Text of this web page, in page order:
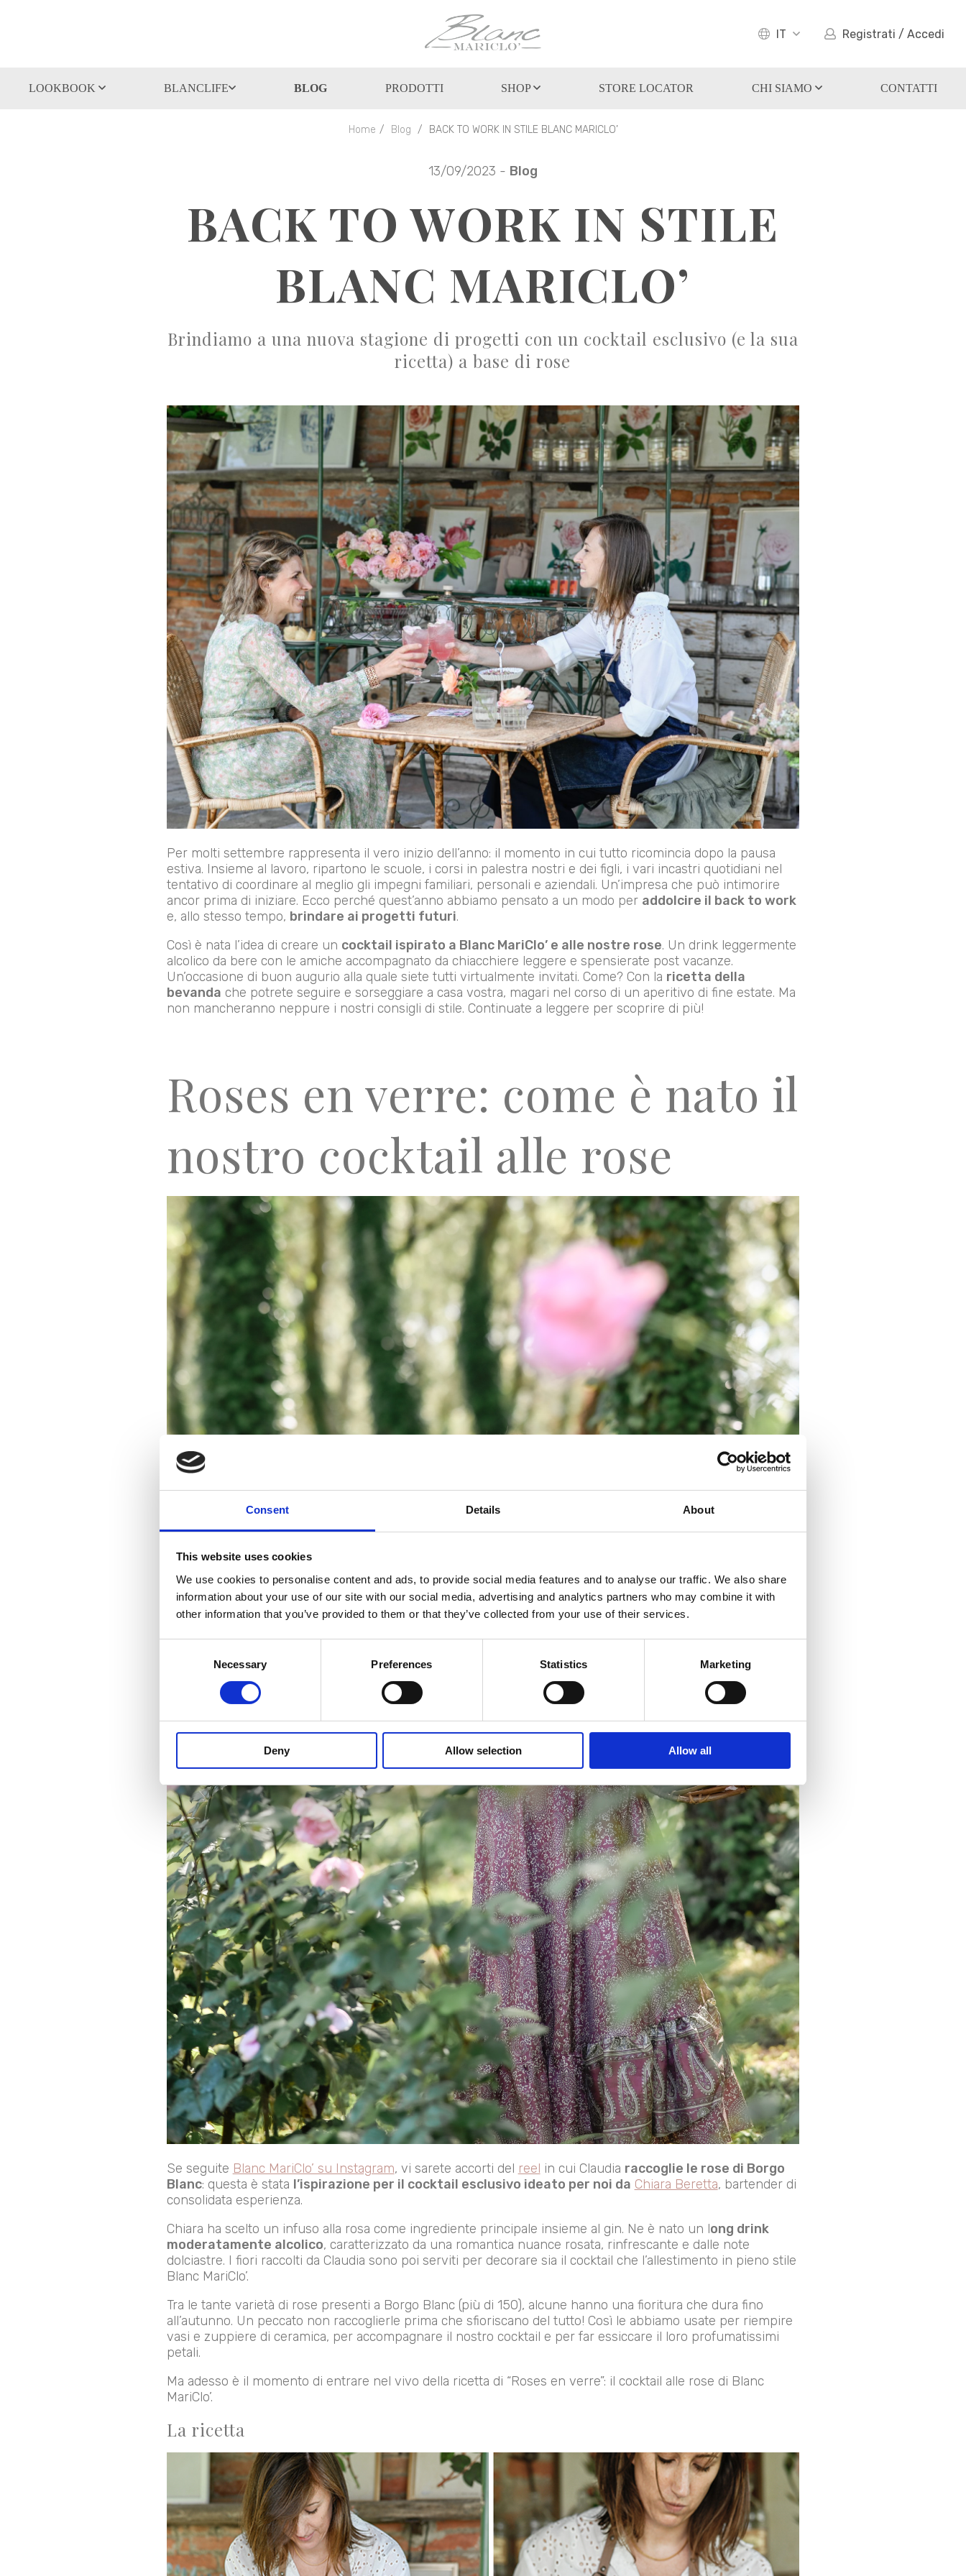
Consent Details About
This website uses cookies
We use cookies to personalise content and ads, to provide social media features and to analyse our traffic. We also share
information about your use of our site with our social media, advertising and analytics partners who may combine it with
other information that you’ve provided to them or that they’ve collected from your use of their services.
Necessary Preferences Statistics Marketing
Deny Allow selection Allow all
IT Registrati / Accedi
LOOKBOOK BLANCLIFE BLOG PRODOTTI SHOP STORE LOCATOR CHI SIAMO CONTATTI
Home Blog BACK TO WORK IN STILE BLANC MARICLO’
13/09/2023 - Blog
BACK TO WORK IN STILE
BLANC MARICLO’
Brindiamo a una nuova stagione di progetti con un cocktail esclusivo (e la sua
ricetta) a base di rose
Per molti settembre rappresenta il vero inizio dell’anno: il momento in cui tutto ricomincia dopo la pausa
estiva. Insieme al lavoro, ripartono le scuole, i corsi in palestra nostri e dei figli, i vari incastri quotidiani nel
tentativo di coordinare al meglio gli impegni familiari, personali e aziendali. Un’impresa che può intimorire
ancor prima di iniziare. Ecco perché quest’anno abbiamo pensato a un modo per addolcire il back to work
e, allo stesso tempo, brindare ai progetti futuri.
Così è nata l’idea di creare un cocktail ispirato a Blanc MariClo’ e alle nostre rose. Un drink leggermente
alcolico da bere con le amiche accompagnato da chiacchiere leggere e spensierate post vacanze.
Un’occasione di buon augurio alla quale siete tutti virtualmente invitati. Come? Con la ricetta della
bevanda che potrete seguire e sorseggiare a casa vostra, magari nel corso di un aperitivo di fine estate. Ma
non mancheranno neppure i nostri consigli di stile. Continuate a leggere per scoprire di più!
Roses en verre: come è nato il
nostro cocktail alle rose
Se seguite Blanc MariClo’ su Instagram, vi sarete accorti del reel in cui Claudia raccoglie le rose di Borgo
Blanc: questa è stata l’ispirazione per il cocktail esclusivo ideato per noi da Chiara Beretta, bartender di
consolidata esperienza.
Chiara ha scelto un infuso alla rosa come ingrediente principale insieme al gin. Ne è nato un long drink
moderatamente alcolico, caratterizzato da una romantica nuance rosata, rinfrescante e dalle note
dolciastre. I fiori raccolti da Claudia sono poi serviti per decorare sia il cocktail che l’allestimento in pieno stile
Blanc MariClo’.
Tra le tante varietà di rose presenti a Borgo Blanc (più di 150), alcune hanno una fioritura che dura fino
all’autunno. Un peccato non raccoglierle prima che sfioriscano del tutto! Così le abbiamo usate per riempire
vasi e zuppiere di ceramica, per accompagnare il nostro cocktail e per far essiccare il loro profumatissimi
petali.
Ma adesso è il momento di entrare nel vivo della ricetta di “Roses en verre”: il cocktail alle rose di Blanc
MariClo’.
La ricetta